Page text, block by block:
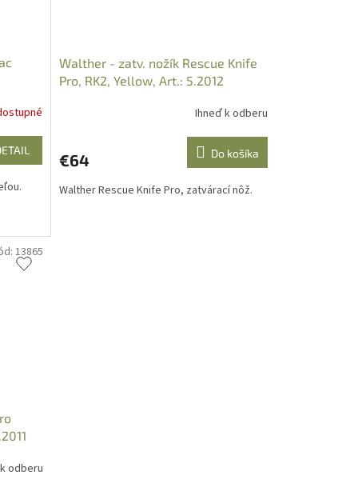
Walther - zatv. nožík Rescue Knife
Pro, RK2, Yellow, Art.: 5.2012
Ihneď k odberu
€64 Do košíka
Walther Rescue Knife Pro, zatvárací nôž.
odberu
13865